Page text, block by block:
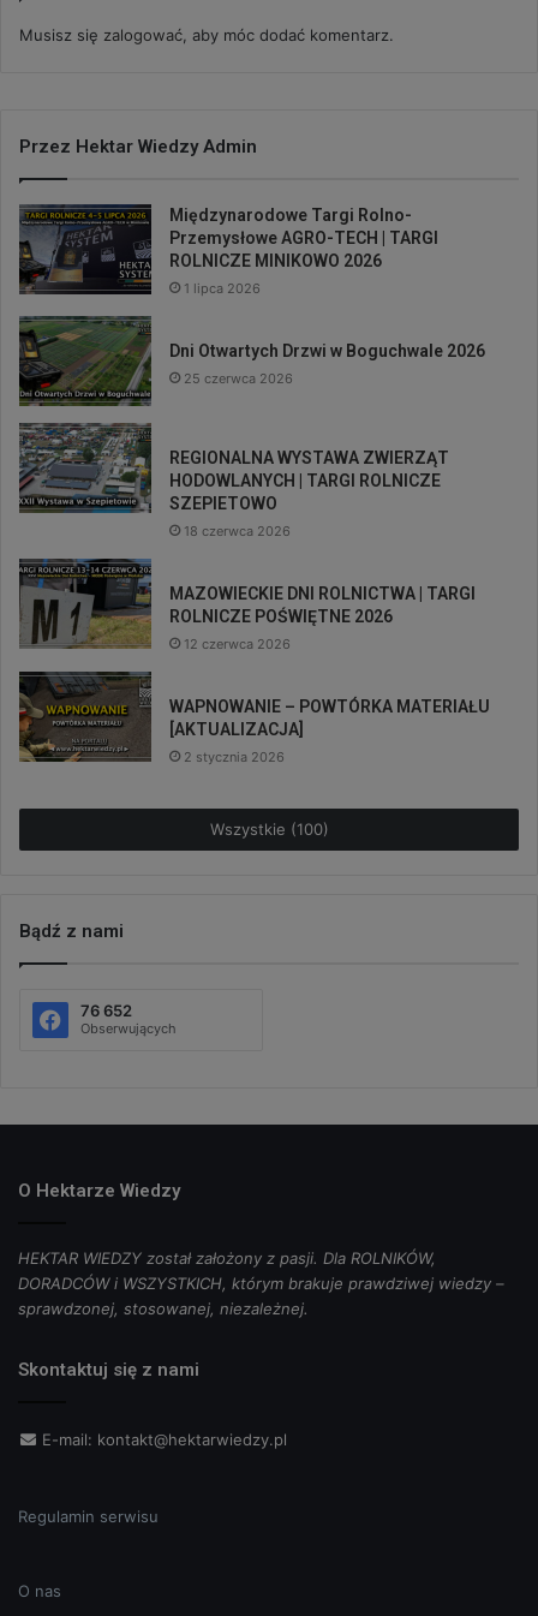
Musisz się zalogować , aby móc dodać komentarz.
Przez Hektar Wiedzy Admin
Międzynarodowe Targi Rolno-
Przemysłowe AGRO-TECH | TARGI
ROLNICZE MINIKOWO 2026
1 lipca 2026
Dni Otwartych Drzwi w Boguchwale 2026
25 czerwca 2026
REGIONALNA WYSTAWA ZWIERZĄT
HODOWLANYCH | TARGI ROLNICZE
SZEPIETOWO
18 czerwca 2026
MAZOWIECKIE DNI ROLNICTWA | TARGI
ROLNICZE POŚWIĘTNE 2026
12 czerwca 2026
WAPNOWANIE – POWTÓRKA MATERIAŁU
[AKTUALIZACJA]
2 stycznia 2026
Wszystkie (100)
Bądź z nami
76 652
Obserwujących
O Hektarze Wiedzy
HEKTAR WIEDZY został założony z pasji. Dla ROLNIKÓW,
DORADCÓW i WSZYSTKICH, którym brakuje prawdziwej wiedzy –
sprawdzonej, stosowanej, niezależnej.
Skontaktuj się z nami
E-mail: kontakt@hektarwiedzy.pl
Regulamin serwisu
O nas